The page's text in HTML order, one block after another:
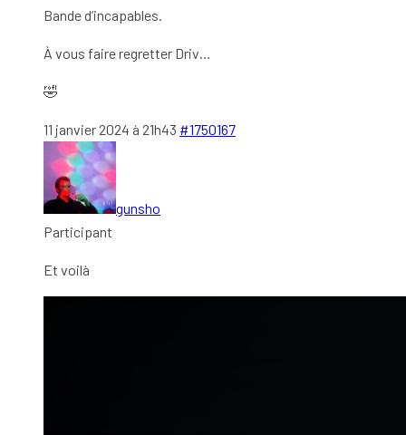
Bande d’incapables.
À vous faire regretter Driv…
🤣
11 janvier 2024 à 21h43 #1750167
gunsho
Participant
Et voilà